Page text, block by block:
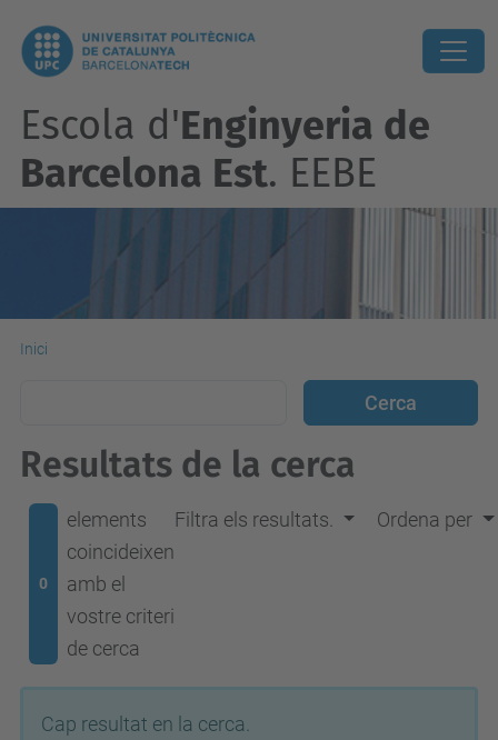
Escola d'Enginyeria de
Barcelona Est. EEBE
Inici
Resultats de la cerca
0
elements
coincideixen
amb el
vostre criteri
de cerca
Filtra els resultats. Ordena per
Cap resultat en la cerca.